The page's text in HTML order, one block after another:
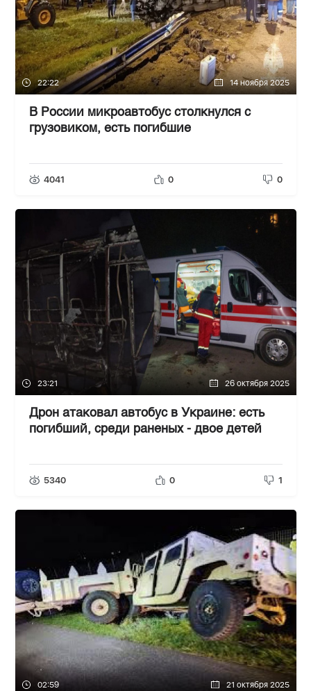
22:22 14 ноября 2025
В России микроавтобус столкнулся с
грузовиком, есть погибшие
4041 0 0
23:21 26 октября 2025
Дрон атаковал автобус в Украине: есть
погибший, среди раненых - двое детей
5340 0 1
02:59 21 октября 2025